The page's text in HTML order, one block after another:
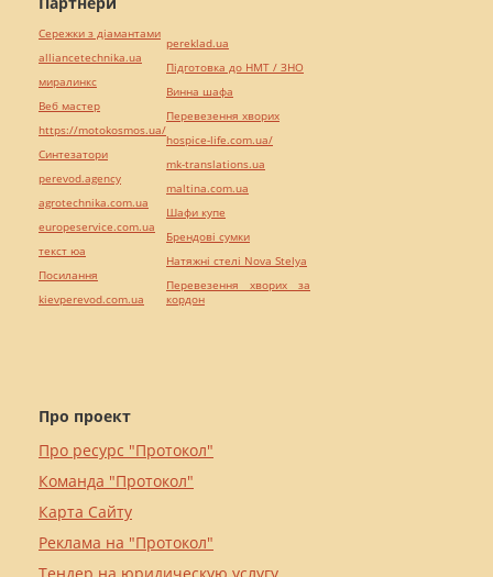
Про проект
Про ресурс "Протокол"
Команда "Протокол"
Карта Сайту
Реклама на "Протокол"
Сережки з діамантами
alliancetechnika.ua
миралинкс
Веб мастер
https://motokosmos.ua/
Синтезатори
perevod.agency
agrotechnika.com.ua
europeservice.com.ua
текст юа
Посилання
kievperevod.com.ua
pereklad.ua
Підготовка до НМТ / ЗНО
Винна шафа
Перевезення хворих
hospice-life.com.ua/
mk-translations.ua
maltina.com.ua
Шафи купе
Брендові сумки
Натяжні стелі Nova Stelya
Перевезення хворих за
кордон